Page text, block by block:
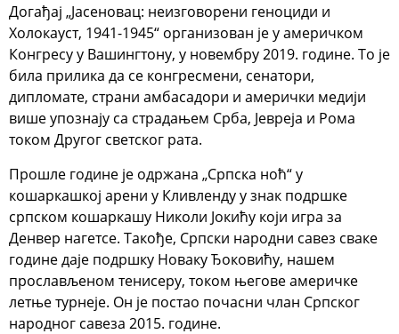
Догађај „Јасеновац: неизговорени геноциди и
Холокауст, 1941-1945“ организован је у америчком
Конгресу у Вашингтону, у новембру 2019. године. То је
била прилика да се конгресмени, сенатори,
дипломате, страни амбасадори и амерички медији
више упознају са страдањем Срба, Јевреја и Рома
током Другог светског рата.
Прошле године је одржана „Српска ноћ“ у
кошаркашкој арени у Кливленду у знак подршке
српском кошаркашу Николи Јокићу који игра за
Денвер нагетсе. Такође, Српски народни савез сваке
године даје подршку Новаку Ђоковићу, нашем
прослављеном тенисеру, током његове америчке
летње турнеје. Он је постао почасни члан Српског
народног савеза 2015. године.